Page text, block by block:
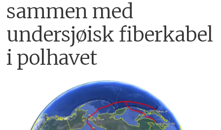
sammen med
undersjøisk fiberkabel
i polhavet